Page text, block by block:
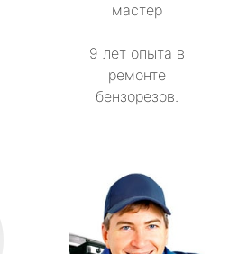
мастер
9 лет опыта в
ремонте
бензорезов.